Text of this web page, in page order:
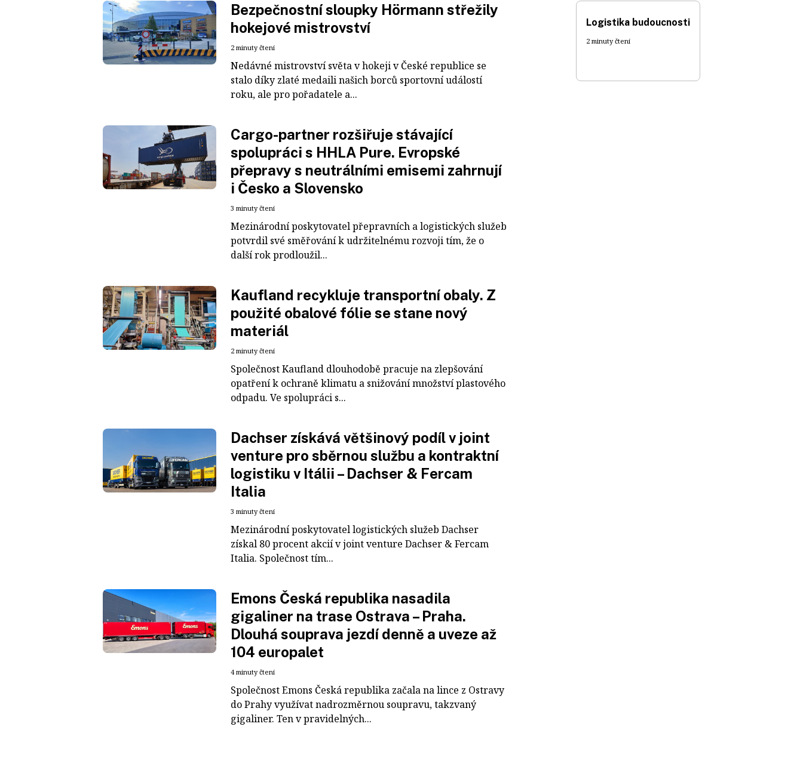
Bezpečnostní sloupky Hörmann střežily
hokejové mistrovství
2 minuty čtení
Nedávné mistrovství světa v hokeji v České republice se
stalo díky zlaté medaili našich borců sportovní událostí
roku, ale pro pořadatele a...
Cargo-partner rozšiřuje stávající
spolupráci s HHLA Pure. Evropské
přepravy s neutrálními emisemi zahrnují
i Česko a Slovensko
3 minuty čtení
Mezinárodní poskytovatel přepravních a logistických služeb
potvrdil své směřování k udržitelnému rozvoji tím, že o
další rok prodloužil...
Kaufland recykluje transportní obaly. Z
použité obalové fólie se stane nový
materiál
2 minuty čtení
Společnost Kaufland dlouhodobě pracuje na zlepšování
opatření k ochraně klimatu a snižování množství plastového
odpadu. Ve spolupráci s...
Dachser získává většinový podíl v joint
venture pro sběrnou službu a kontraktní
logistiku v Itálii – Dachser & Fercam
Italia
3 minuty čtení
Mezinárodní poskytovatel logistických služeb Dachser
získal 80 procent akcií v joint venture Dachser & Fercam
Italia. Společnost tím...
Emons Česká republika nasadila
gigaliner na trase Ostrava – Praha.
Dlouhá souprava jezdí denně a uveze až
104 europalet
4 minuty čtení
Společnost Emons Česká republika začala na lince z Ostravy
do Prahy využívat nadrozměrnou soupravu, takzvaný
gigaliner. Ten v pravidelných...
Logistika budoucnosti
2 minuty čtení